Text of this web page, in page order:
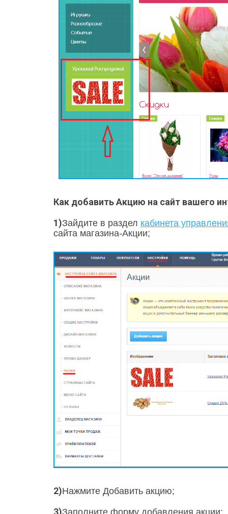
Как добавить Акцию на сайт вашего
1)Зайдите в раздел кабинета
сайта
2)Нажмите Добавить акцию;
3)Заполните форму добавления акции: